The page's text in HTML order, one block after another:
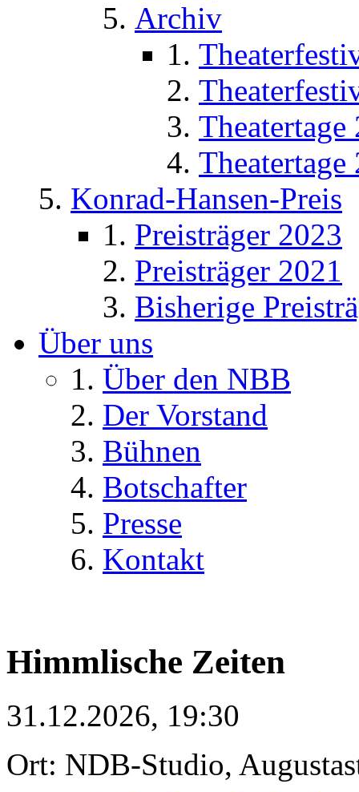
Archiv
Theatertage
Theatertage
Konrad-Hansen-Preis
Preisträger 2023
Preisträger 2021
Bisherige
Über uns
Über den NBB
Der Vorstand
Bühnen
Botschafter
Presse
Kontakt
Himmlische Zeiten
31.12.2026, 19:30
Ort: NDB-Studio,